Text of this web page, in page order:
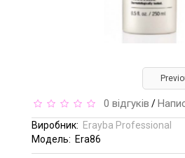
0 відгуків /
Виробник: Erayba Professional
Модель: Era86